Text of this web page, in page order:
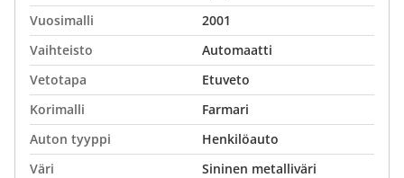
Vuosimalli
2001
Vaihteisto
Automaatti
Vetotapa
Etuveto
Korimalli
Farmari
Auton tyyppi
Henkilöauto
Väri
Sininen metalliväri